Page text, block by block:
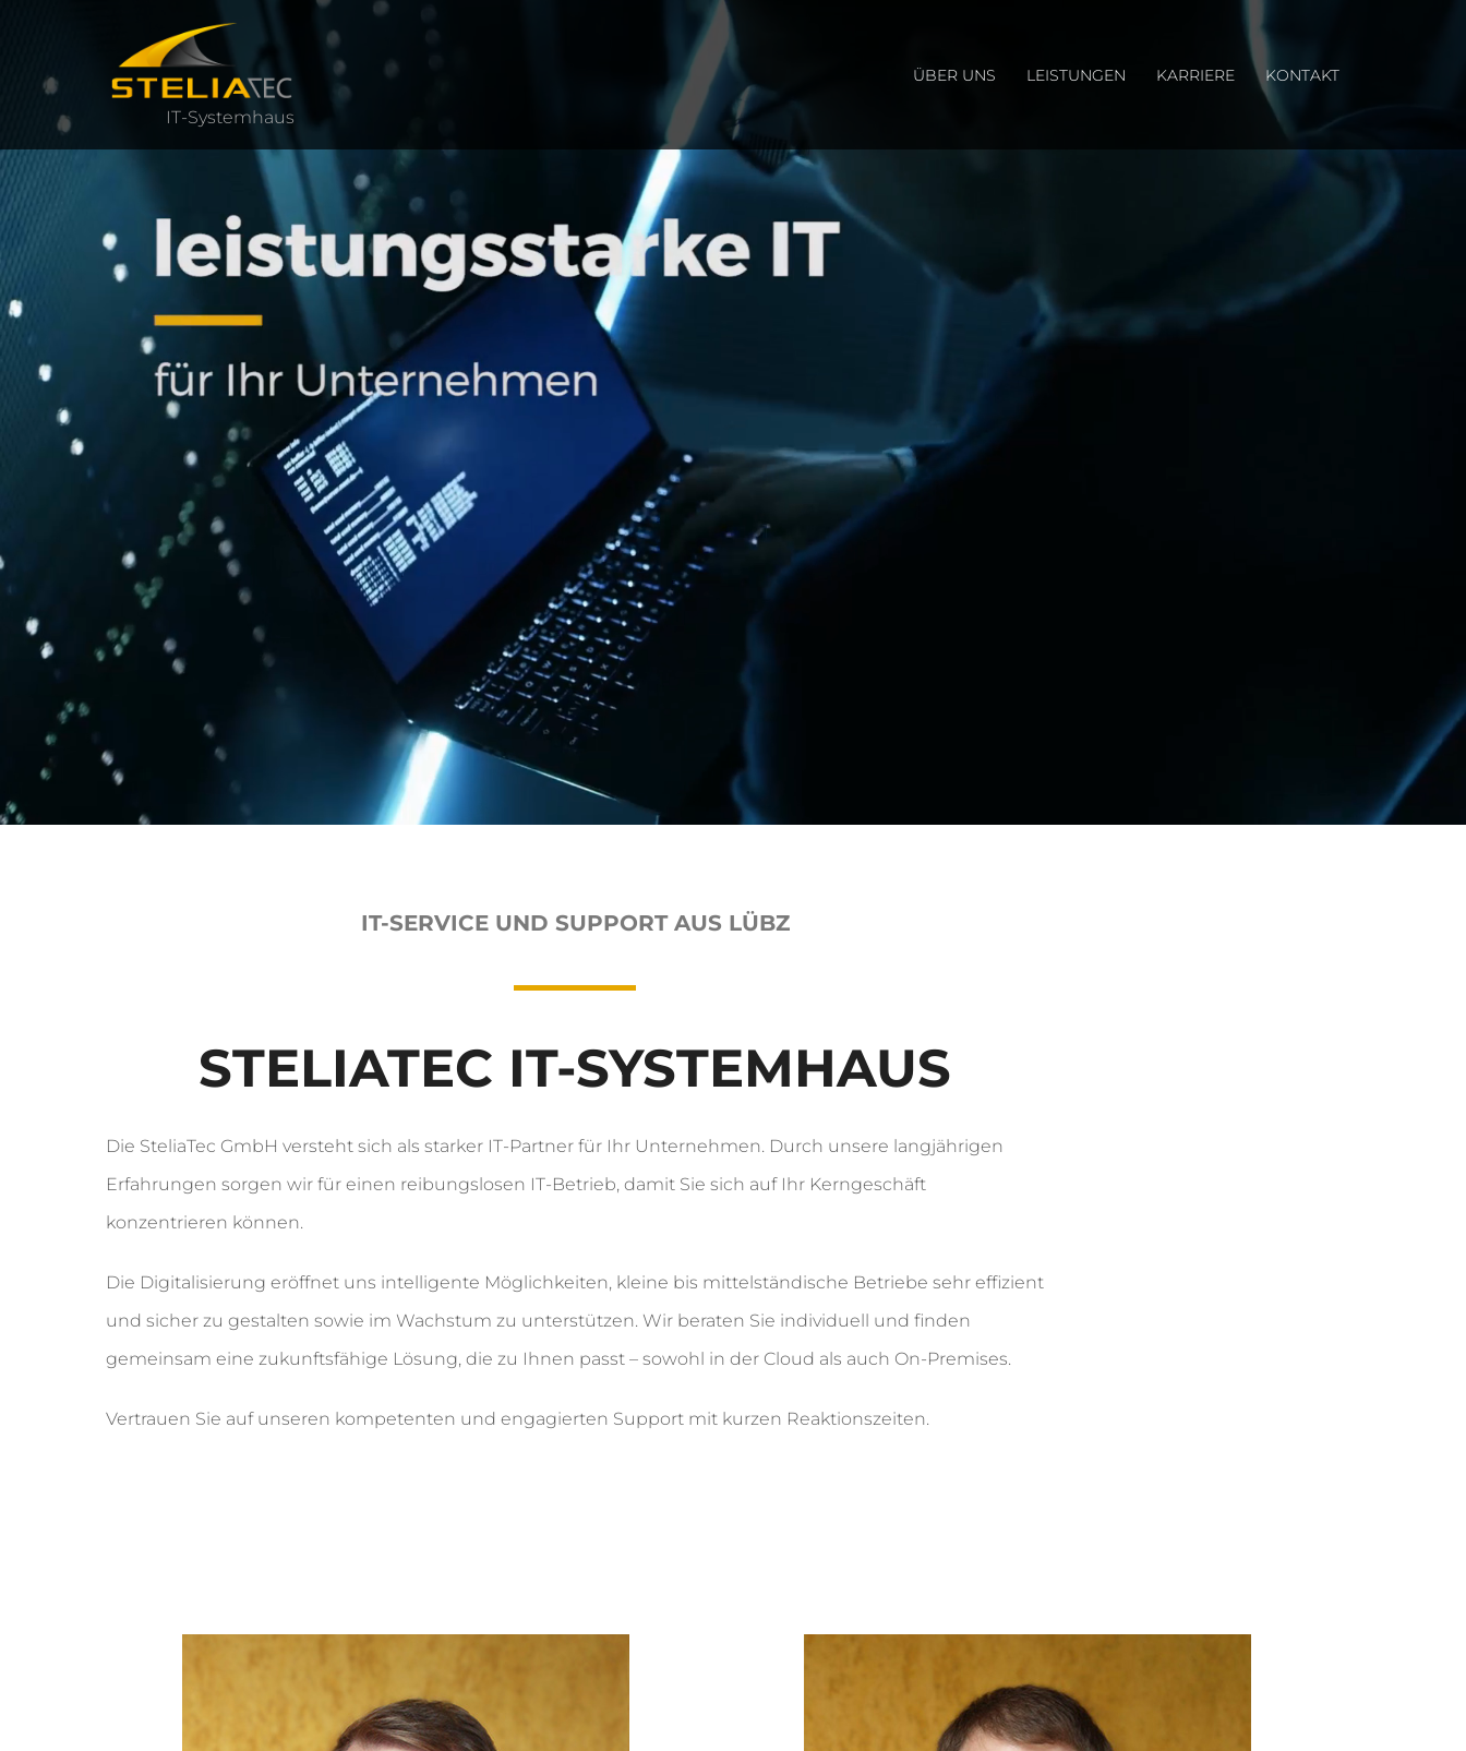
ÜBER UNS LEISTUNGEN KARRIERE KONTAKT
IT-SERVICE UND SUPPORT AUS LÜBZ
STELIATEC IT-SYSTEMHAUS
Die SteliaTec GmbH versteht sich als starker IT-Partner für Ihr Unternehmen. Durch unsere langjährigen
Erfahrungen sorgen wir für einen reibungslosen IT-Betrieb, damit Sie sich auf Ihr Kerngeschäft
konzentrieren können.
Die Digitalisierung eröffnet uns intelligente Möglichkeiten, kleine bis mittelständische Betriebe sehr effizient
und sicher zu gestalten sowie im Wachstum zu unterstützen. Wir beraten Sie individuell und finden
gemeinsam eine zukunftsfähige Lösung, die zu Ihnen passt – sowohl in der Cloud als auch On-Premises.
Vertrauen Sie auf unseren kompetenten und engagierten Support mit kurzen Reaktionszeiten.